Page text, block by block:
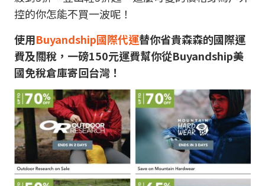
控的你怎能不買一波呢！
使用Buyandship國際代運替你省貴森森的國際運
費及關稅，一磅150元運費幫你從Buyandship美
國免稅倉庫寄回台灣！